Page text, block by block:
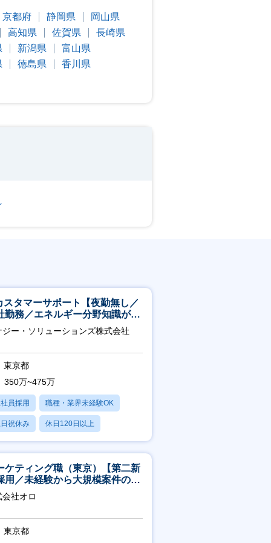
京都府 静岡県
岡山県
高知県 佐賀県
長崎県
新潟県
富山県
徳島県
香川県
スタマーサポート【夜勤無し／
勤務／エネルギー分野知識が身
きます】
ジー・ソリューションズ株式会社
東京都
350万~475万
員採用 職種・業界未経験OK
祝休み 休日120日以上
・育休あり
ケティング職（東京）【第二新
用／未経験から大規模案件のマ
ティングが経験できる／研修充
会社オロ
東京都